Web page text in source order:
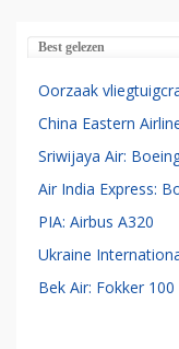
Best gelezen
Oorzaak
China Eastern
Sriwijaya Air:
Air India Express:
PIA: Airbus A320
Ukraine
Bek Air: Fokker 100